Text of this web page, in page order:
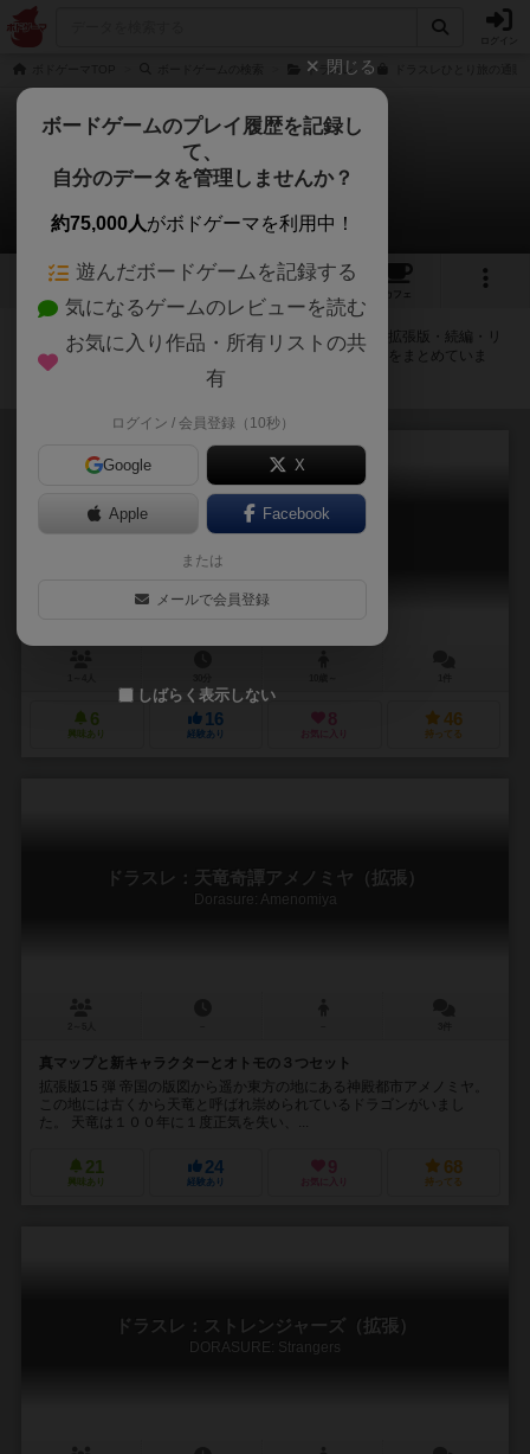
ドラスレ
ドラスレひとり旅
拡張/関連作品 22件
1 7
カフェ
ドラスレひとり旅に紐付いているボードゲーム一覧です。拡張版・続編・リ
メイク版などの同じシリーズを中心に、関連性の強い作品をまとめていま
す。
ドラスレ：未来視の魔女（拡張）
DORASURE: Miraishino Majo
6
興味あり
16
経験あり
8
お気に入り
46
持ってる
ドラスレ：天竜奇譚アメノミヤ（拡張）
Dorasure: Amenomiya
真マップと新キャラクターとオトモの３つセット
拡張版15 弾 帝国の版図から遥か東方の地にある神殿都市アメノミヤ。
この地には古くから天竜と呼ばれ崇められているドラゴンがいまし
た。 天竜は１００年に１度正気を失い、...
21
興味あり
24
経験あり
9
お気に入り
68
持ってる
ドラスレ：ストレンジャーズ（拡張）
DORASURE: Strangers
閉じる
ボードゲームのプレイ履歴を記録し
て、
自分のデータを管理しませんか？
約75,000人がボドゲーマを利用中！
遊んだボードゲームを記録する
気になるゲームのレビューを読む
お気に入り作品・所有リストの共
有
ログイン / 会員登録（10秒）
Google X
Apple Facebook
または
メールで会員登録
しばらく表示しない